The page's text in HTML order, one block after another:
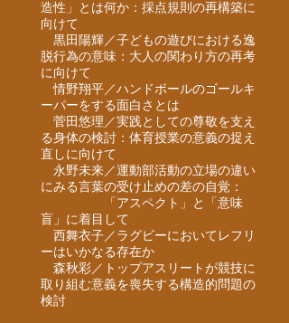
造性」とは何か：採点規則の再構築に
向けて
黒田陽輝／子どもの遊びにおける逸
脱行為の意味：大人の関わり方の再考
に向けて​
情野翔平／ハンドボールのゴールキ
ーパーをする面白さとは​
菅田悠理／実践としての尊敬を支え
る身体の検討：体育授業の意義の捉え
直しに向けて
永野未来／運動部活動の立場の違い
にみる言葉の受け止めの差の自覚：
「アスペクト」と「意味
盲」に着目して
西舞衣子／ラグビーにおいてレフリ
ーはいかなる存在か
森秋彩／トップアスリートが競技に
取り組む意義を喪失する構造的問題の
検討